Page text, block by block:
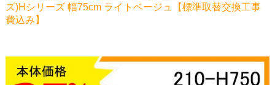
ズ)Hシリーズ 幅75cm ライトベージュ【標準取替交換工事
費込み】